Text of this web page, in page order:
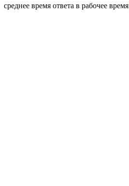
среднее время ответа в рабочее время